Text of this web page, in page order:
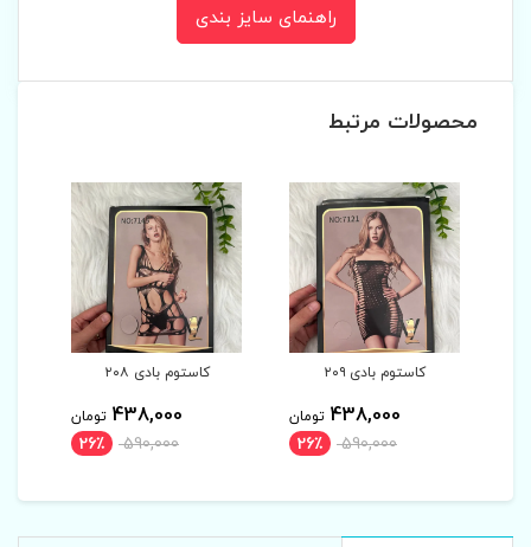
راهنمای سایز بندی
محصولات مرتبط
کاستوم بادی ۲۰۹
438,000 تومان
590,000 26٪
کاستوم بادی ۲۰۸
438,000 تومان
590,000 26٪